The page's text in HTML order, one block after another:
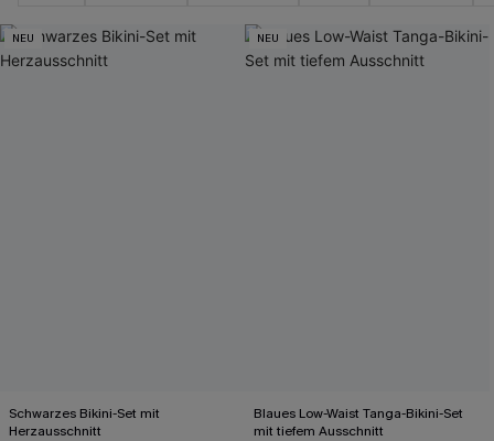
NEU
Schwarzes Bikini-Set mit
Herzausschnitt
NEU
Blaues Low-Waist Tanga-Bikini-Set
mit tiefem Ausschnitt